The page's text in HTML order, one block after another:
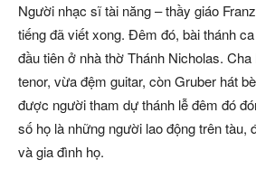
Người nhạc sĩ tài năng – thầy giáo
tiếng đã viết xong. Đêm đó, bài thánh
đầu tiên ở nhà thờ Thánh Nicholas.
tenor, vừa đệm guitar, còn Gruber hát
được người tham dự thánh lễ đêm đó
số họ là những người lao động trên tàu,
và gia đình họ.